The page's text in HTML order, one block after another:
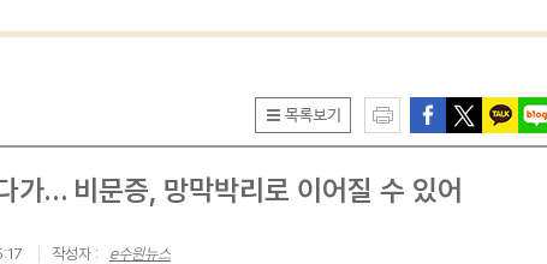
가… 비문증, 망막박리로 이어질 수 있어
작성자 : e수원뉴스